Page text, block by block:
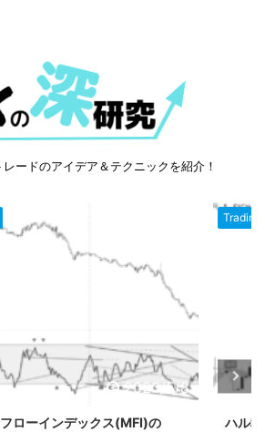
ドのアイデア＆テクニックを紹介！
2023/5/8
ローインデックス(MFI)の
ハル